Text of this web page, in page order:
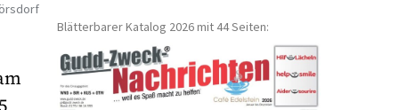
Blätterbarer Katalog 2026 mit 44 Seiten: